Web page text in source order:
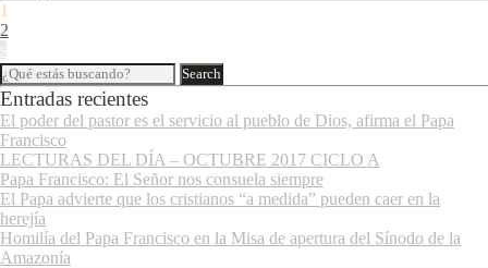
1
2
Entradas recientes
El poder del pastor es el servicio al pueblo de Dios, afirma el Papa
Francisco
LECTURAS DEL DÍA – OCTUBRE 2017 CICLO A
Papa Francisco: El Señor nos consuela siempre
El Papa advierte que los cristianos “a medida” pueden caer en la
herejía
Homilía del Papa Francisco en la Misa de apertura del Sínodo de la
Amazonía